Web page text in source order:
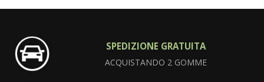
SPEDIZIONE GRATUITA
ACQUISTANDO 2 GOMME